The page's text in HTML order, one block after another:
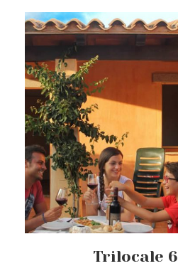
Trilocale 6